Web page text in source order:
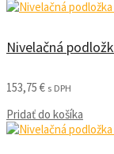
Nivelačná
153,75 € s DPH
Pridať do košíka